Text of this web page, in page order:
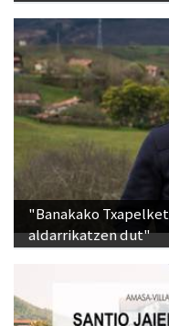
"Banakako
aldarrikatzen dut"